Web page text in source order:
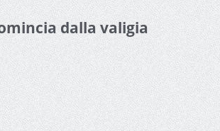
dalla valigia